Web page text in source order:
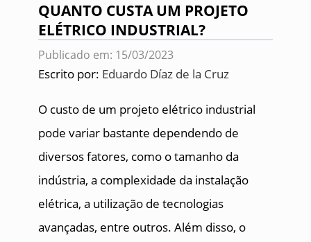
QUANTO CUSTA UM PROJETO
ELÉTRICO INDUSTRIAL?
Publicado em: 15/03/2023
Escrito por: Eduardo Díaz de la Cruz
O custo de um projeto elétrico industrial
pode variar bastante dependendo de
diversos fatores, como o tamanho da
indústria, a complexidade da instalação
elétrica, a utilização de tecnologias
avançadas, entre outros. Além disso, o